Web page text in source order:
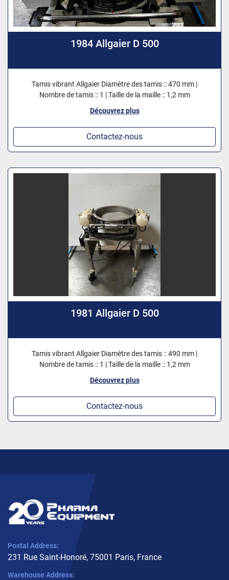
1984 Allgaier D 500
Tamis vibrant Allgaier Diamètre des tamis :: 470 mm |
Nombre de tamis :: 1 | Taille de la maille :: 1,2 mm
Découvrez plus
Contactez-nous
1981 Allgaier D 500
Tamis vibrant Allgaier Diamètre des tamis :: 490 mm |
Nombre de tamis :: 1 | Taille de la maille :: 1,2 mm
Découvrez plus
Contactez-nous
Postal Address:
231 Rue Saint-Honoré, 75001 Paris, France
Warehouse Address: